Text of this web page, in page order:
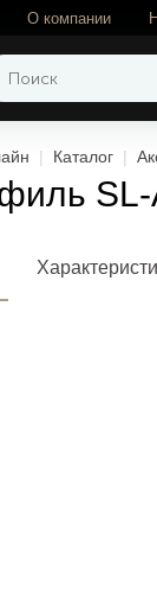
О компании
Каталог
SL-